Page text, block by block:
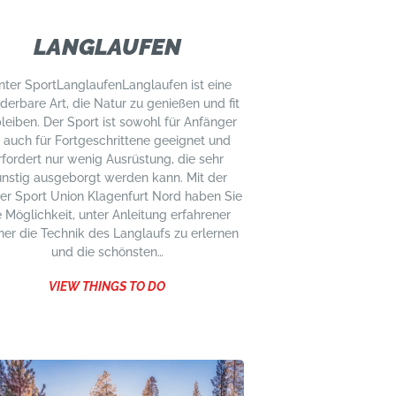
LANGLAUFEN
SportLanglaufenLanglaufen ist eine
Art, die Natur zu genießen und fit
Der Sport ist sowohl für Anfänger
auch für Fortgeschrittene geeignet und
nur wenig Ausrüstung, die sehr
ausgeborgt werden kann. Mit der
Sport Union Klagenfurt Nord haben Sie
Möglichkeit, unter Anleitung erfahrener
die Technik des Langlaufs zu erlernen
und die schönsten…
VIEW THINGS TO DO